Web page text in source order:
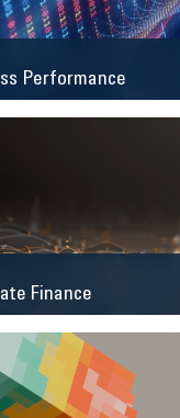
Performance
Finance